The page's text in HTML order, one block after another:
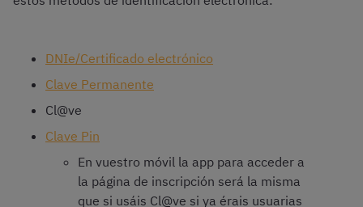
DNIe/Certificado electrónico
Clave Permanente
Cl@ve
Clave Pin
En vuestro móvil la app para acceder a
la página de inscripción será la misma
que si usáis Cl@ve si ya érais usuarias